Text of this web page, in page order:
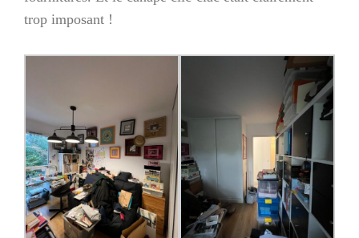
trop imposant !